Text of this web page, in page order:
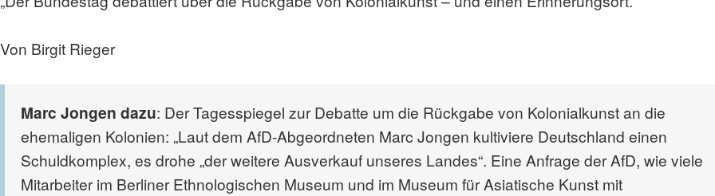
Von Birgit Rieger
Marc Jongen dazu: Der Tagesspiegel zur Debatte um die Rückgabe von Kolonialkunst an die
ehemaligen Kolonien: „Laut dem AfD-Abgeordneten Marc Jongen kultiviere Deutschland einen
Schuldkomplex, es drohe „der weitere Ausverkauf unseres Landes“. Eine Anfrage der AfD, wie viele
Mitarbeiter im Berliner Ethnologischen Museum und im Museum für Asiatische Kunst mit